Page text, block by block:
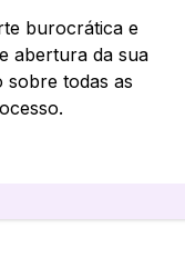
burocrática e
abertura da sua
sobre todas as